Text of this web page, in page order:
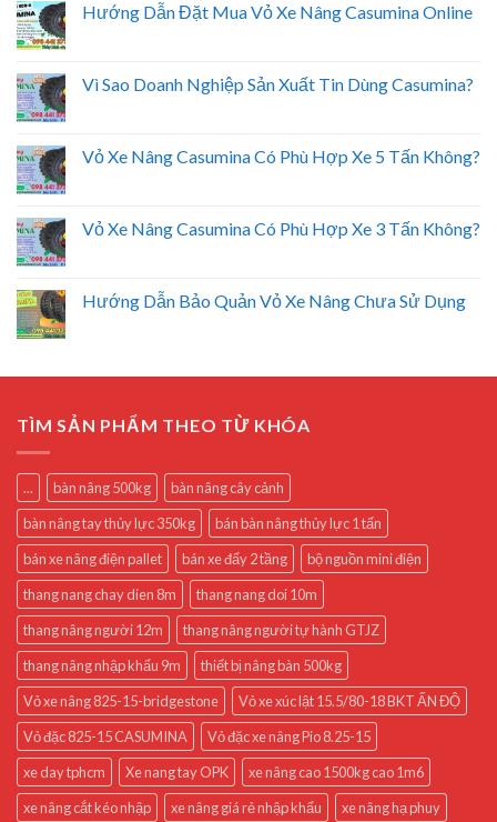
Hướng Dẫn Đặt Mua Vỏ Xe Nâng Casumina Online
Vì Sao Doanh Nghiệp Sản Xuất Tin Dùng Casumina?
Vỏ Xe Nâng Casumina Có Phù Hợp Xe 5 Tấn Không?
Vỏ Xe Nâng Casumina Có Phù Hợp Xe 3 Tấn Không?
Hướng Dẫn Bảo Quản Vỏ Xe Nâng Chưa Sử Dụng
TÌM SẢN PHẨM THEO TỪ KHÓA
... bàn nâng 500kg
bàn nâng cây cảnh
bàn nâng tay thủy lực 350kg
bán bàn nâng thủy lực 1 tấn
bán xe nâng điện pallet
bán xe đẩy 2 tầng
bộ nguồn mini điện
thang nang chay dien 8m
thang nang doi 10m
thang nâng người 12m
thang nâng người tự hành GTJZ
thang nâng nhập khẩu 9m
thiết bị nâng bàn 500kg
Vỏ xe nâng 825-15-bridgestone
Vỏ xe xúc lật 15.5/80-18 BKT ẤN ĐỘ
Vỏ đặc 825-15 CASUMINA
Vỏ đặc xe nâng Pio 8.25-15
xe day tphcm
Xe nang tay OPK
xe nâng cao 1500kg cao 1m6
xe nâng cắt kéo nhập
xe nâng giá rẻ nhập khẩu
xe nâng hạ phuy